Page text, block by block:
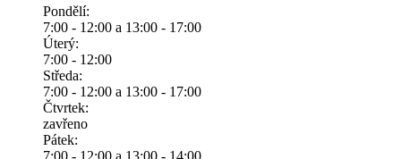
Pondělí:
7:00 - 12:00 a 13:00 - 17:00
Úterý:
7:00 - 12:00
Středa:
7:00 - 12:00 a 13:00 - 17:00
Čtvrtek:
zavřeno
Pátek:
7:00 - 12:00 a 13:00 - 14:00